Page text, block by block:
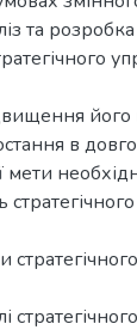
та
в
мети